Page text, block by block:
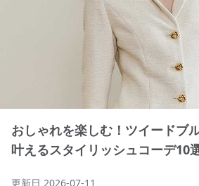
おしゃれを楽しむ！ツイードブ
叶えるスタイリッシュコーデ10
更新日 2026-07-11